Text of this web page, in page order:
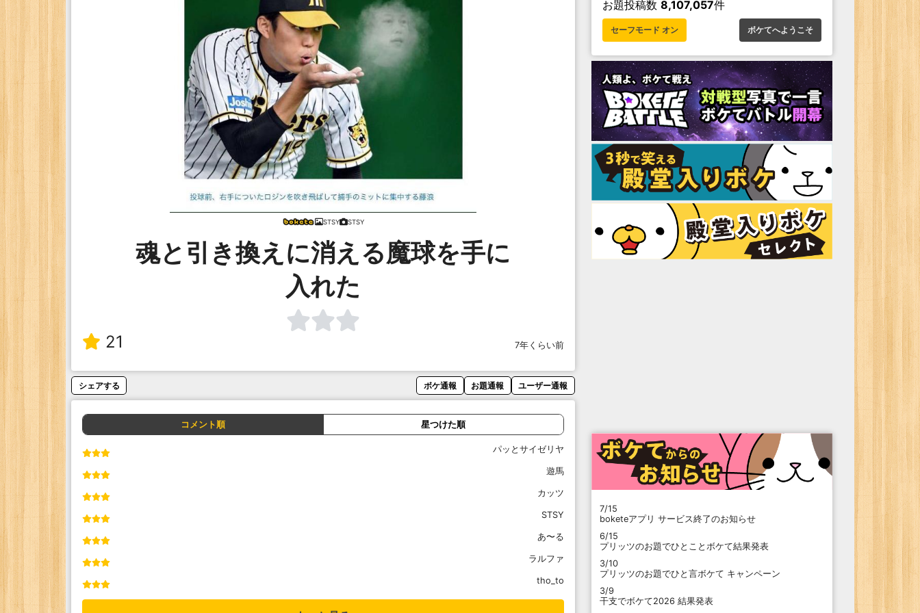
STSY STSY
魂と引き換えに消える魔球を手に
入れた
21 7年くらい前
シェアする ボケ通報 お題通報 ユーザー通報
コメント順 星つけた順
パッとサイゼリヤ
遊馬
カッツ
STSY
あ〜る
ラルファ
tho_to
お題投稿数 8,107,057件
セーフモード オン ボケてへようこそ
7/15
boketeアプリ サービス終了のお知らせ
6/15
プリッツのお題でひとことボケて結果発表
3/10
プリッツのお題でひと言ボケて キャンペーン
3/9
干支でボケて2026 結果発表